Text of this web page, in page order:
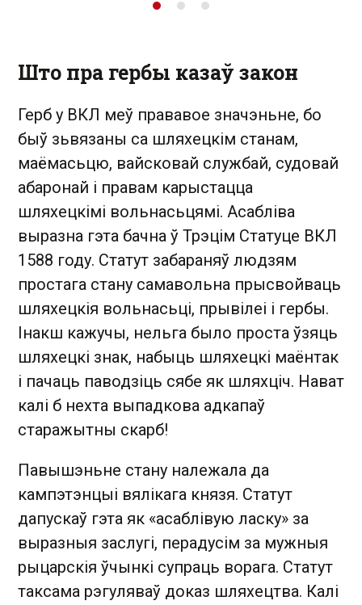
Што пра гербы казаў закон
Герб у ВКЛ меў прававое значэньне, бо
быў зьвязаны са шляхецкім станам,
маёмасьцю, вайсковай службай, судовай
абаронай і правам карыстацца
шляхецкімі вольнасьцямі. Асабліва
выразна гэта бачна ў Трэцім Статуце ВКЛ
1588 году. Статут забараняў людзям
простага стану самавольна прысвойваць
шляхецкія вольнасьці, прывілеі і гербы.
Інакш кажучы, нельга было проста ўзяць
шляхецкі знак, набыць шляхецкі маёнтак
і пачаць паводзіць сябе як шляхціч. Нават
калі б нехта выпадкова адкапаў
старажытны скарб!
Павышэньне стану належала да
кампэтэнцыі вялікага князя. Статут
дапускаў гэта як «асаблівую ласку» за
выразныя заслугі, перадусім за мужныя
рыцарскія ўчынкі супраць ворага. Статут
таксама рэгуляваў доказ шляхецтва. Калі